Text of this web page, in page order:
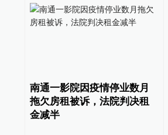
南通一影院因疫情停业数月
拖欠房租被诉，法院判决租
金减半